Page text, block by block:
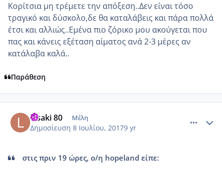
Κορίτσια μη τρέμετε την απόξεση..Δεν είναι τόσο
τραγικό και δύσκολο,δε θα καταλάβεις και πάρα πολλά
έτσι και αλλιώς..Εμένα πιο ζόρικο μου ακούγεται που
πας και κάνεις εξέταση αίματος ανά 2-3 μέρες αν
κατάλαβα καλά..
Παράθεση
Lisaki 80 Μέλη
Δημοσίευση 8 Ιουλίου, 20179 yr
στις πριν 19 ώρες, ο/η hopeland είπε: